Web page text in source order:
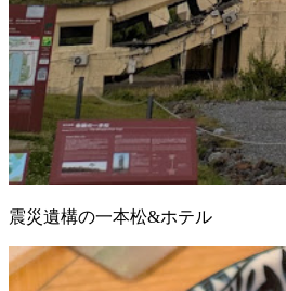
震災遺構の一本松&ホテル